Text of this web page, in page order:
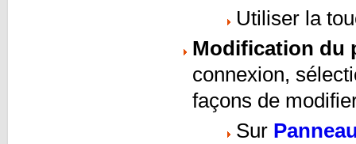
Utiliser la
Modification du
connexion,
façons de
Sur